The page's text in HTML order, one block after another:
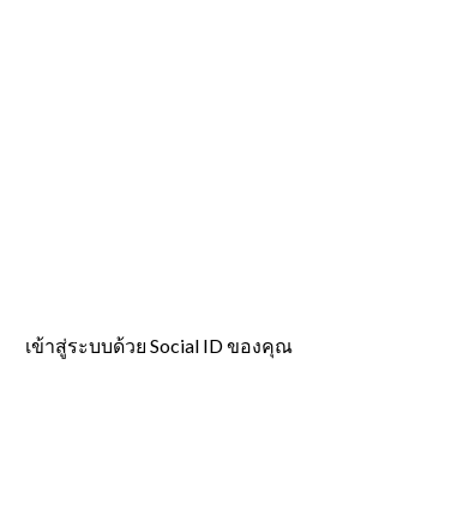
เข้าสู่ระบบด้วย Social ID ของคุณ